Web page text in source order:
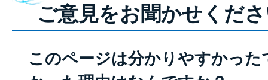
ご意見をお聞かせくだ
このページは分かりやすかっ